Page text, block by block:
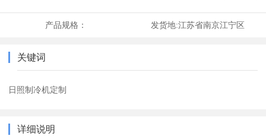
产品规格： 发货地:江苏省南京江宁区
关键词
日照制冷机定制
详细说明